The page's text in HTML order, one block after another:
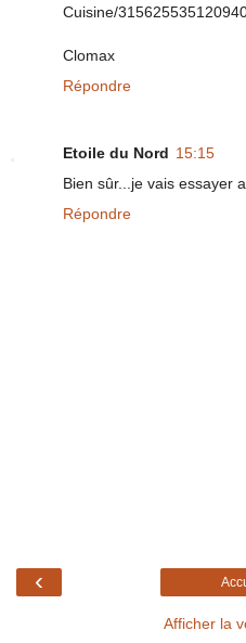
Cuisine/
Clomax
Répondre
Etoile du Nord 15:15
Bien sûr...je vais essayer
Répondre
‹
Afficher la